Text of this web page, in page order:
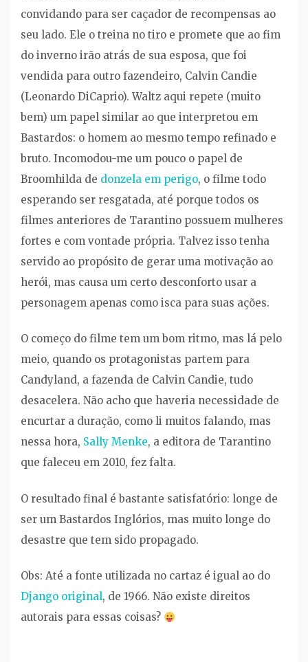
convidando para ser caçador de recompensas ao
seu lado. Ele o treina no tiro e promete que ao fim
do inverno irão atrás de sua esposa, que foi
vendida para outro fazendeiro, Calvin Candie
(Leonardo DiCaprio). Waltz aqui repete (muito
bem) um papel similar ao que interpretou em
Bastardos: o homem ao mesmo tempo refinado e
bruto. Incomodou-me um pouco o papel de
Broomhilda de donzela em perigo, o filme todo
esperando ser resgatada, até porque todos os
filmes anteriores de Tarantino possuem mulheres
fortes e com vontade própria. Talvez isso tenha
servido ao propósito de gerar uma motivação ao
herói, mas causa um certo desconforto usar a
personagem apenas como isca para suas ações.
O começo do filme tem um bom ritmo, mas lá pelo
meio, quando os protagonistas partem para
Candyland, a fazenda de Calvin Candie, tudo
desacelera. Não acho que haveria necessidade de
encurtar a duração, como li muitos falando, mas
nessa hora, Sally Menke, a editora de Tarantino
que faleceu em 2010, fez falta.
O resultado final é bastante satisfatório: longe de
ser um Bastardos Inglórios, mas muito longe do
desastre que tem sido propagado.
Obs: Até a fonte utilizada no cartaz é igual ao do
Django original, de 1966. Não existe direitos
autorais para essas coisas?